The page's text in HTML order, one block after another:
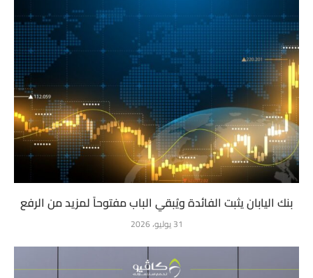
بنك اليابان يثبت الفائدة ويُبقي الباب مفتوحاً لمزيد من الرفع
31 يوليو، 2026